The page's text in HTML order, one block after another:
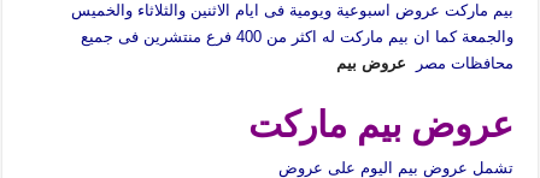
بيم ماركت عروض اسبوعية ويومية فى ايام الاثنين والثلاثاء والخميس
والجمعة كما ان بيم ماركت له اكثر من 400 فرع منتشرين فى جميع
محافظات مصر
عروض بيم
عروض بيم ماركت
تشمل عروض بيم اليوم على عروض